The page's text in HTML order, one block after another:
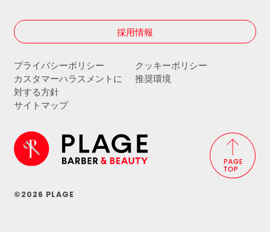
採用情報
プライバシーポリシー
クッキーポリシー
カスタマーハラスメントに
対する方針
推奨環境
サイトマップ
©2026 PLAGE